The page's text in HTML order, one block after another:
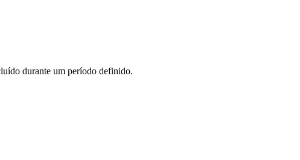
durante um período definido.